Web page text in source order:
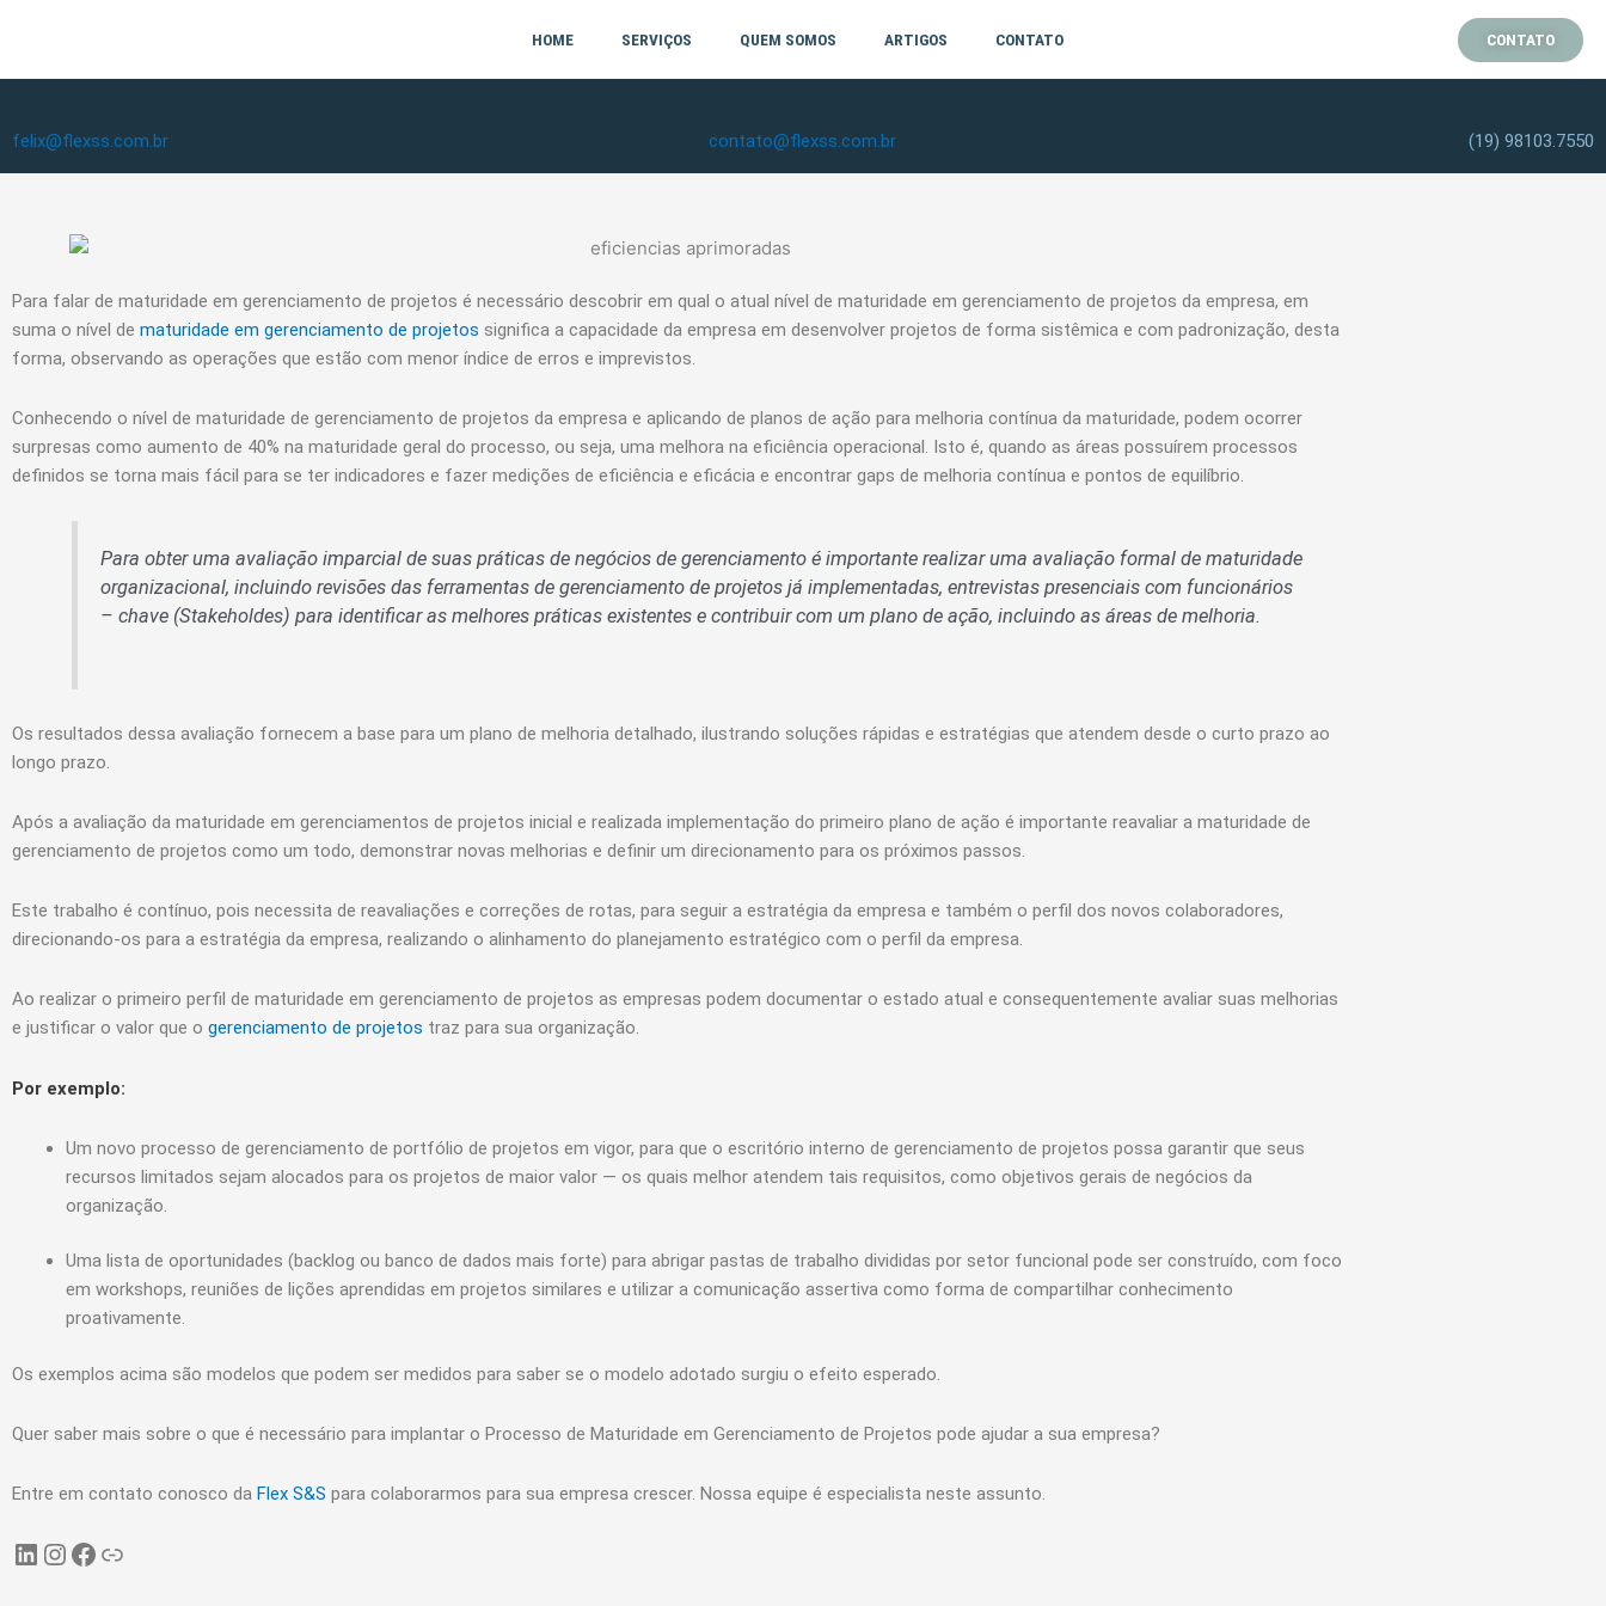
HOME SERVIÇOS QUEM SOMOS ARTIGOS CONTATO CONTATO
felix@flexss.com.br contato@flexss.com.br (19) 98103.7550
Para falar de maturidade em gerenciamento de projetos é necessário descobrir em qual o atual nível de maturidade em gerenciamento de projetos da empresa, em
suma o nível de maturidade em gerenciamento de projetos significa a capacidade da empresa em desenvolver projetos de forma sistêmica e com padronização, desta
forma, observando as operações que estão com menor índice de erros e imprevistos.
Conhecendo o nível de maturidade de gerenciamento de projetos da empresa e aplicando de planos de ação para melhoria contínua da maturidade, podem ocorrer
surpresas como aumento de 40% na maturidade geral do processo, ou seja, uma melhora na eficiência operacional. Isto é, quando as áreas possuírem processos
definidos se torna mais fácil para se ter indicadores e fazer medições de eficiência e eficácia e encontrar gaps de melhoria contínua e pontos de equilíbrio.
Para obter uma avaliação imparcial de suas práticas de negócios de gerenciamento é importante realizar uma avaliação formal de maturidade
organizacional, incluindo revisões das ferramentas de gerenciamento de projetos já implementadas, entrevistas presenciais com funcionários
– chave (Stakeholdes) para identificar as melhores práticas existentes e contribuir com um plano de ação, incluindo as áreas de melhoria.
Os resultados dessa avaliação fornecem a base para um plano de melhoria detalhado, ilustrando soluções rápidas e estratégias que atendem desde o curto prazo ao
longo prazo.
Após a avaliação da maturidade em gerenciamentos de projetos inicial e realizada implementação do primeiro plano de ação é importante reavaliar a maturidade de
gerenciamento de projetos como um todo, demonstrar novas melhorias e definir um direcionamento para os próximos passos.
Este trabalho é contínuo, pois necessita de reavaliações e correções de rotas, para seguir a estratégia da empresa e também o perfil dos novos colaboradores,
direcionando-os para a estratégia da empresa, realizando o alinhamento do planejamento estratégico com o perfil da empresa.
Ao realizar o primeiro perfil de maturidade em gerenciamento de projetos as empresas podem documentar o estado atual e consequentemente avaliar suas melhorias
e justificar o valor que o gerenciamento de projetos traz para sua organização.
Por exemplo:
Um novo processo de gerenciamento de portfólio de projetos em vigor, para que o escritório interno de gerenciamento de projetos possa garantir que seus
recursos limitados sejam alocados para os projetos de maior valor — os quais melhor atendem tais requisitos, como objetivos gerais de negócios da
organização.
Uma lista de oportunidades (backlog ou banco de dados mais forte) para abrigar pastas de trabalho divididas por setor funcional pode ser construído, com foco
em workshops, reuniões de lições aprendidas em projetos similares e utilizar a comunicação assertiva como forma de compartilhar conhecimento
proativamente.
Os exemplos acima são modelos que podem ser medidos para saber se o modelo adotado surgiu o efeito esperado.
Quer saber mais sobre o que é necessário para implantar o Processo de Maturidade em Gerenciamento de Projetos pode ajudar a sua empresa?
Entre em contato conosco da Flex S&S para colaborarmos para sua empresa crescer. Nossa equipe é especialista neste assunto.
LinkedInInstagram
Facebook
Link